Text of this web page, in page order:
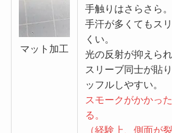
マット加工
手触りはさらさら。
手汗が多くてもス
くい。
光の反射が抑えられ
スリーブ同士が貼
ッフルしやすい。
スモークがかかっ
る。
（経験上、側面が